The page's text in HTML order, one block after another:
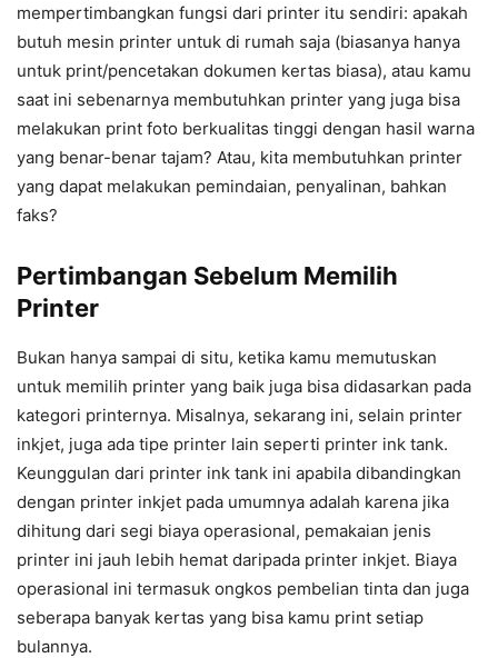
mempertimbangkan fungsi dari printer itu sendiri: apakah
butuh mesin printer untuk di rumah saja (biasanya hanya
untuk print/pencetakan dokumen kertas biasa), atau kamu
saat ini sebenarnya membutuhkan printer yang juga bisa
melakukan print foto berkualitas tinggi dengan hasil warna
yang benar-benar tajam? Atau, kita membutuhkan printer
yang dapat melakukan pemindaian, penyalinan, bahkan
faks?
Pertimbangan Sebelum Memilih
Printer
Bukan hanya sampai di situ, ketika kamu memutuskan
untuk memilih printer yang baik juga bisa didasarkan pada
kategori printernya. Misalnya, sekarang ini, selain printer
inkjet, juga ada tipe printer lain seperti printer ink tank.
Keunggulan dari printer ink tank ini apabila dibandingkan
dengan printer inkjet pada umumnya adalah karena jika
dihitung dari segi biaya operasional, pemakaian jenis
printer ini jauh lebih hemat daripada printer inkjet. Biaya
operasional ini termasuk ongkos pembelian tinta dan juga
seberapa banyak kertas yang bisa kamu print setiap
bulannya.